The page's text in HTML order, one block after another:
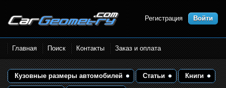
Размеры кузова автомобилей.
Контрольные точки и кузовные
размеры. Геометрия кузова
Регистрация Войти
Главная Поиск Контакты Заказ и оплата
Кузовные размеры автомобилей Статьи Книги